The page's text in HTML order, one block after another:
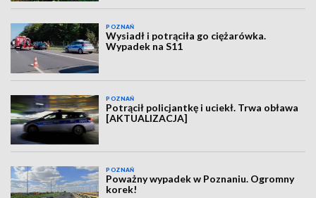
POZNAŃ
Wysiadł i potrąciła go ciężarówka.
Wypadek na S11
POZNAŃ
Potrącił policjantkę i uciekł. Trwa obława
[AKTUALIZACJA]
POZNAŃ
Poważny wypadek w Poznaniu. Ogromny
korek!